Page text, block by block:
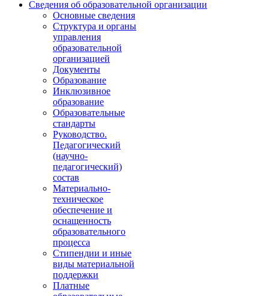
Сведения об образовательной организации
Основные сведения
Структура и органы
управления
образовательной
организацией
Документы
Образование
Инклюзивное
образование
Образовательные
стандарты
Руководство.
Педагогический
(научно-
педагогический)
состав
Материально-
техническое
обеспечение и
оснащенность
образовательного
процесса
Стипендии и иные
виды материальной
поддержки
Платные